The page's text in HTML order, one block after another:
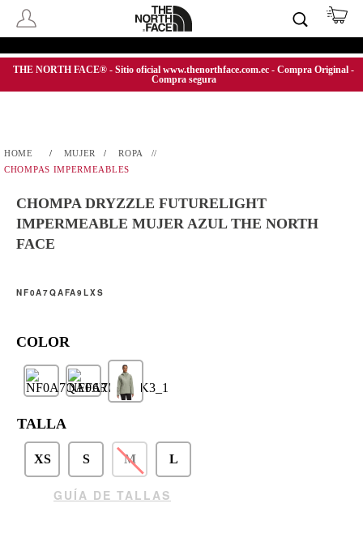
THE NORTH FACE® - Sitio oficial www.thenorthface.com.ec - Compra Original -
Compra segura
MUJER
ROPA
CHOMPAS IMPERMEABLES
CHOMPA DRYZZLE FUTURELIGHT
IMPERMEABLE MUJER AZUL THE NORTH
FACE
NF0A7QAFA9LXS
TALLA
XS S M L
GUÍA DE TALLAS